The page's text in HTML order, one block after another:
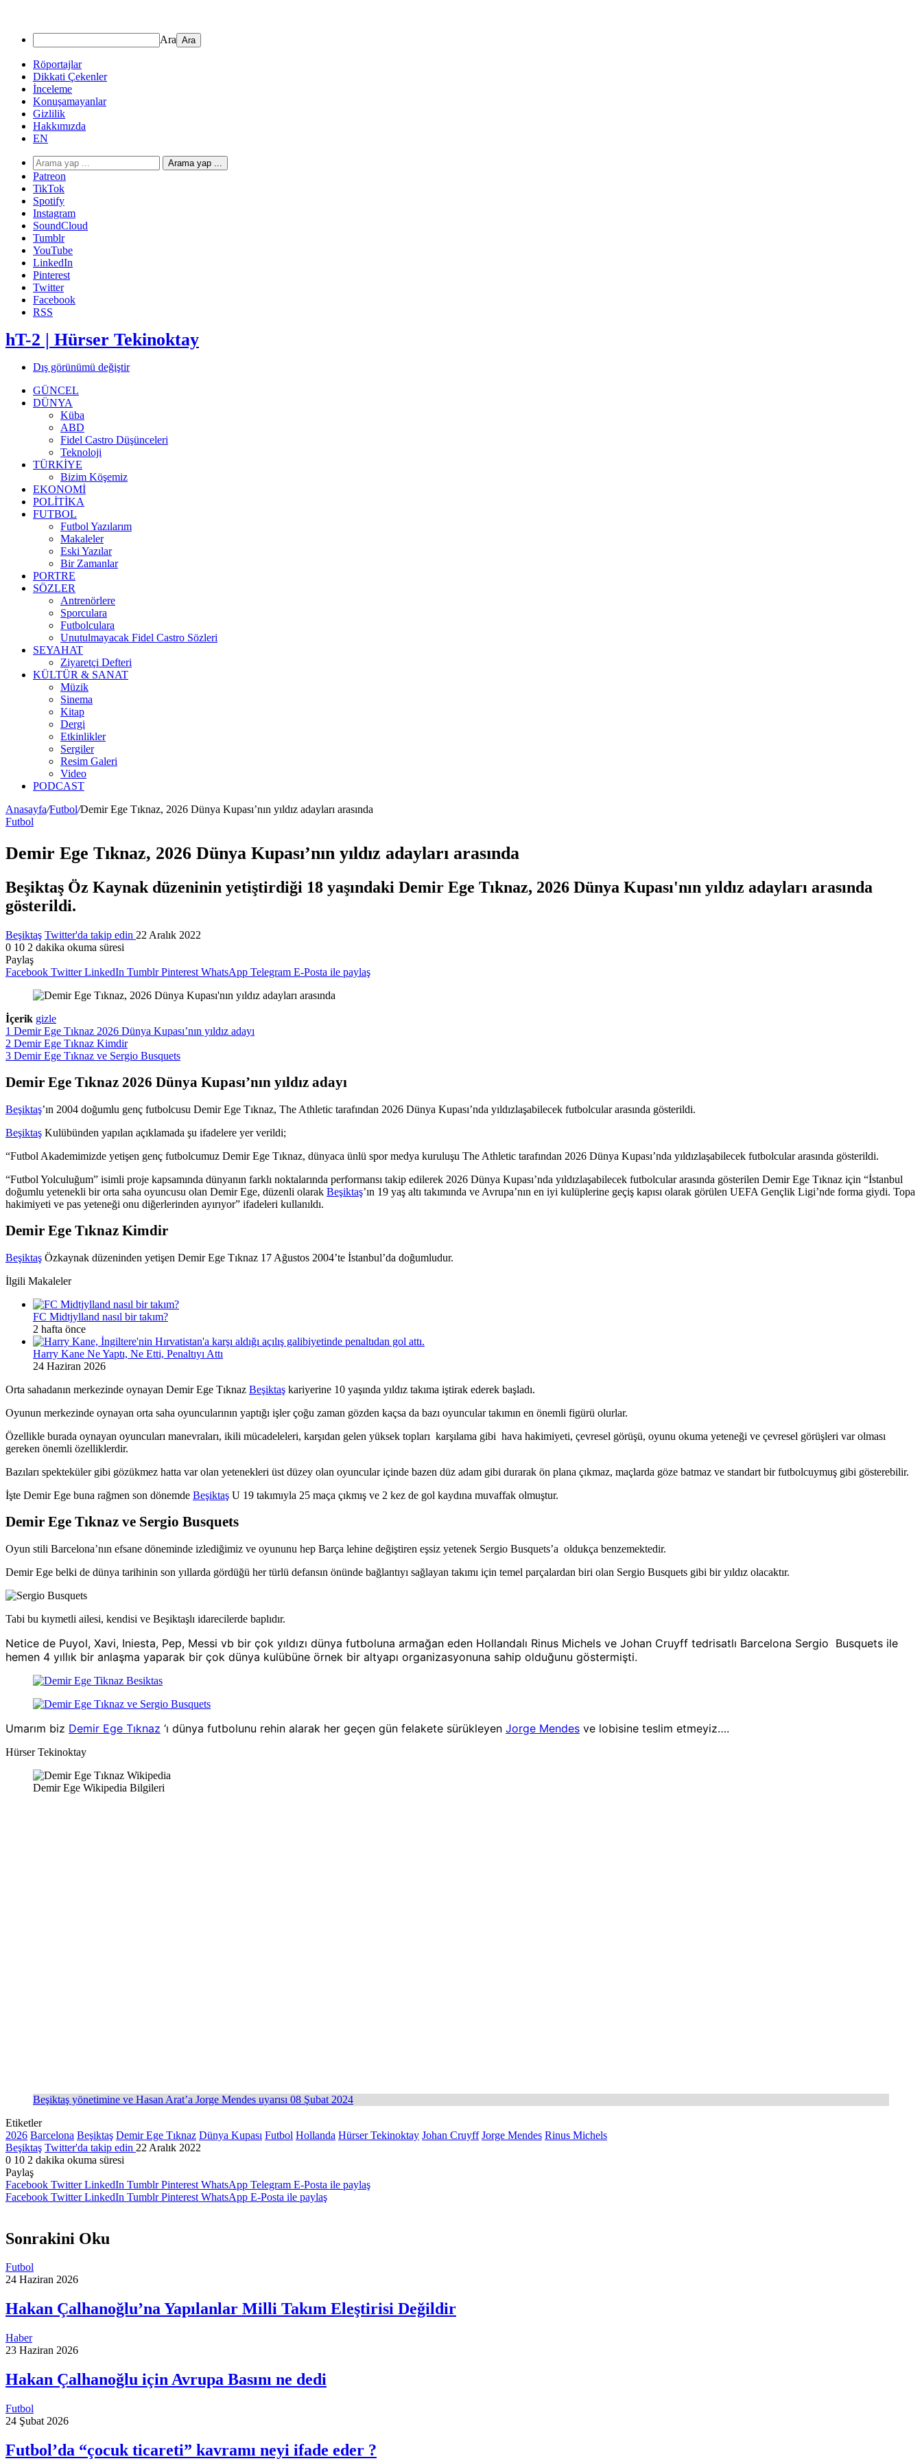
Ara
Röportajlar
Dikkati Çekenler
İnceleme
Konuşamayanlar
Gizlilik
Hakkımızda
EN
Arama yap ...
Patreon
TikTok
Spotify
Instagram
SoundCloud
Tumblr
YouTube
LinkedIn
Pinterest
Twitter
Facebook
RSS
hT-2 | Hürser Tekinoktay
Dış görünümü değiştir
GÜNCEL
DÜNYA
Küba
ABD
Fidel Castro Düşünceleri
Teknoloji
TÜRKİYE
Bizim Köşemiz
EKONOMİ
POLİTİKA
FUTBOL
Futbol Yazılarım
Makaleler
Eski Yazılar
Bir Zamanlar
PORTRE
SÖZLER
Antrenörlere
Sporculara
Futbolculara
Unutulmayacak Fidel Castro Sözleri
SEYAHAT
Ziyaretçi Defteri
KÜLTÜR & SANAT
Müzik
Sinema
Kitap
Dergi
Etkinlikler
Sergiler
Resim Galeri
Video
PODCAST
Anasayfa/Futbol/Demir Ege Tıknaz, 2026 Dünya Kupası’nın yıldız adayları arasında
Futbol
Demir Ege Tıknaz, 2026 Dünya Kupası’nın yıldız adayları arasında
Beşiktaş Öz Kaynak düzeninin yetiştirdiği 18 yaşındaki Demir Ege Tıknaz, 2026 Dünya Kupası'nın yıldız adayları arasında
gösterildi.
Beşiktaş Twitter'da takip edin 22 Aralık 2022
0 10 2 dakika okuma süresi
Paylaş
Facebook Twitter LinkedIn Tumblr Pinterest WhatsApp Telegram E-Posta ile paylaş
İçerik gizle
1 Demir Ege Tıknaz 2026 Dünya Kupası’nın yıldız adayı
2 Demir Ege Tıknaz Kimdir
3 Demir Ege Tıknaz ve Sergio Busquets
Demir Ege Tıknaz 2026 Dünya Kupası’nın yıldız adayı
Beşiktaş’ın 2004 doğumlu genç futbolcusu Demir Ege Tıknaz, The Athletic tarafından 2026 Dünya Kupası’nda yıldızlaşabilecek futbolcular arasında gösterildi.
Beşiktaş Kulübünden yapılan açıklamada şu ifadelere yer verildi;
“Futbol Akademimizde yetişen genç futbolcumuz Demir Ege Tıknaz, dünyaca ünlü spor medya kuruluşu The Athletic tarafından 2026 Dünya Kupası’nda yıldızlaşabilecek futbolcular arasında gösterildi.
“Futbol Yolculuğum” isimli proje kapsamında dünyanın farklı noktalarında performansı takip edilerek 2026 Dünya Kupası’nda yıldızlaşabilecek futbolcular arasında gösterilen Demir Ege Tıknaz için “İstanbul
doğumlu yetenekli bir orta saha oyuncusu olan Demir Ege, düzenli olarak Beşiktaş’ın 19 yaş altı takımında ve Avrupa’nın en iyi kulüplerine geçiş kapısı olarak görülen UEFA Gençlik Ligi’nde forma giydi. Topa
hakimiyeti ve pas yeteneği onu diğerlerinden ayırıyor” ifadeleri kullanıldı.
Demir Ege Tıknaz Kimdir
Beşiktaş Özkaynak düzeninden yetişen Demir Ege Tıknaz 17 Ağustos 2004’te İstanbul’da doğumludur.
İlgili Makaleler
FC Midtjylland nasıl bir takım?
2 hafta önce
Harry Kane Ne Yaptı, Ne Etti, Penaltıyı Attı
24 Haziran 2026
Orta sahadanın merkezinde oynayan Demir Ege Tıknaz Beşiktaş kariyerine 10 yaşında yıldız takıma iştirak ederek başladı.
Oyunun merkezinde oynayan orta saha oyuncularının yaptığı işler çoğu zaman gözden kaçsa da bazı oyuncular takımın en önemli figürü olurlar.
Özellikle burada oynayan oyuncuları manevraları, ikili mücadeleleri, karşıdan gelen yüksek topları karşılama gibi hava hakimiyeti, çevresel görüşü, oyunu okuma yeteneği ve çevresel görüşleri var olması
gereken önemli özelliklerdir.
Bazıları spekteküler gibi gözükmez hatta var olan yetenekleri üst düzey olan oyuncular içinde bazen düz adam gibi durarak ön plana çıkmaz, maçlarda göze batmaz ve standart bir futbolcuymuş gibi gösterebilir.
İşte Demir Ege buna rağmen son dönemde Beşiktaş U 19 takımıyla 25 maça çıkmış ve 2 kez de gol kaydına muvaffak olmuştur.
Demir Ege Tıknaz ve Sergio Busquets
Oyun stili Barcelona’nın efsane döneminde izlediğimiz ve oyununu hep Barça lehine değiştiren eşsiz yetenek Sergio Busquets’a oldukça benzemektedir.
Demir Ege belki de dünya tarihinin son yıllarda gördüğü her türlü defansın önünde bağlantıyı sağlayan takımı için temel parçalardan biri olan Sergio Busquets gibi bir yıldız olacaktır.
Tabi bu kıymetli ailesi, kendisi ve Beşiktaşlı idarecilerde baplıdır.
Netice de Puyol, Xavi, Iniesta, Pep, Messi vb bir çok yıldızı dünya futboluna armağan eden Hollandalı Rinus Michels ve Johan Cruyff tedrisatlı Barcelona Sergio Busquets ile
hemen 4 yıllık bir anlaşma yaparak bir çok dünya kulübüne örnek bir altyapı organizasyonuna sahip olduğunu göstermişti.
Umarım biz Demir Ege Tıknaz ‘ı dünya futbolunu rehin alarak her geçen gün felakete sürükleyen Jorge Mendes ve lobisine teslim etmeyiz….
Hürser Tekinoktay
Demir Ege Wikipedia Bilgileri
Beşiktaş yönetimine ve Hasan Arat’a Jorge Mendes uyarısı 08 Şubat 2024
Etiketler
2026 Barcelona Beşiktaş Demir Ege Tıknaz Dünya Kupası Futbol Hollanda Hürser Tekinoktay Johan Cruyff Jorge Mendes Rinus Michels
Beşiktaş Twitter'da takip edin 22 Aralık 2022
0 10 2 dakika okuma süresi
Paylaş
Facebook Twitter LinkedIn Tumblr Pinterest WhatsApp Telegram E-Posta ile paylaş
Facebook Twitter LinkedIn Tumblr Pinterest WhatsApp E-Posta ile paylaş
Sonrakini Oku
Futbol
24 Haziran 2026
Hakan Çalhanoğlu’na Yapılanlar Milli Takım Eleştirisi Değildir
Haber
23 Haziran 2026
Hakan Çalhanoğlu için Avrupa Basını ne dedi
Futbol
24 Şubat 2026
Futbol’da “çocuk ticareti” kavramı neyi ifade eder ?